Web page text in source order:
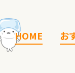
HOME お